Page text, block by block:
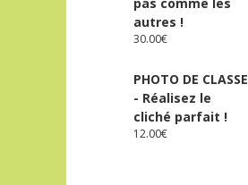
autres !
30.00€
PHOTO DE CLASSE
- Réalisez le
cliché parfait !
12.00€